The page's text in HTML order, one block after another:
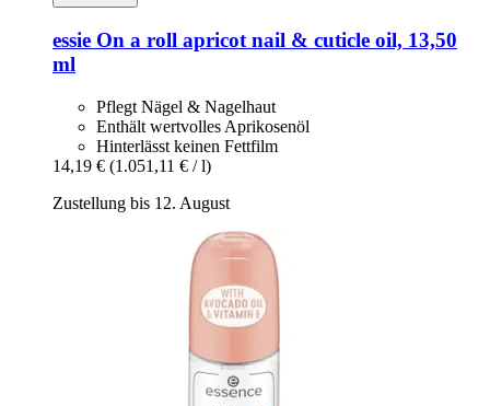
essie On a roll apricot nail & cuticle oil, 13,50
ml
Pflegt Nägel & Nagelhaut
Enthält wertvolles Aprikosenöl
Hinterlässt keinen Fettfilm
14,19 € (1.051,11 € / l)
Zustellung bis 12. August